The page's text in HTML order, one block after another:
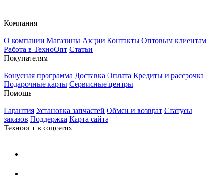
Компания
О компании Магазины Акции Контакты Оптовым клиентам
Работа в ТехноОпт Статьи
Покупателям
Бонусная программа Доставка Оплата Кредиты и рассрочка
Подарочные карты Сервисные центры
Помощь
Гарантия Установка запчастей Обмен и возврат Статусы
заказов Поддержка Карта сайта
Техноопт в соцсетях